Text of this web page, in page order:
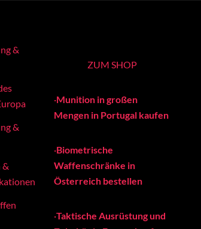
&
&
&
ZUM SHOP
·Munition in großen
Mengen in Portugal kaufen
·Biometrische
Waffenschränke in
Österreich bestellen
·Taktische Ausrüstung und